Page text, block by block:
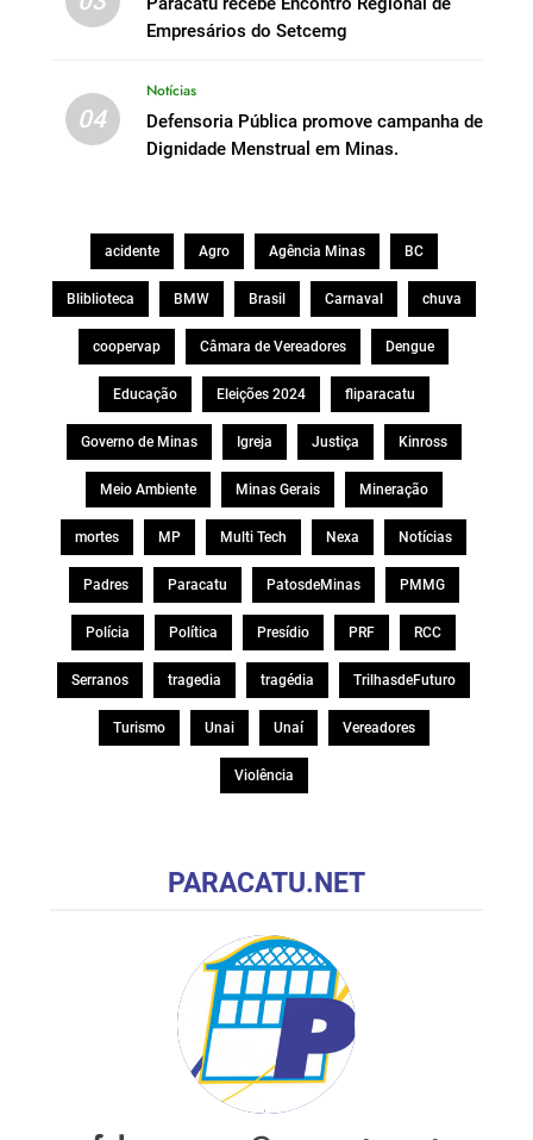
Empresários do Setcemg
04
Notícias
Defensoria Pública promove campanha de
Dignidade Menstrual em Minas.
acidente Agro Agência Minas BC
Bliblioteca BMW Brasil Carnaval chuva
coopervap Câmara de Vereadores Dengue
Educação Eleições 2024 fliparacatu
Governo de Minas Igreja Justiça Kinross
Meio Ambiente Minas Gerais Mineração
mortes MP Multi Tech Nexa Notícias
Padres Paracatu PatosdeMinas PMMG
Polícia Política Presídio PRF RCC
Serranos tragedia tragédia TrilhasdeFuturo
Turismo Unai Unaí Vereadores
Violência
PARACATU.NET